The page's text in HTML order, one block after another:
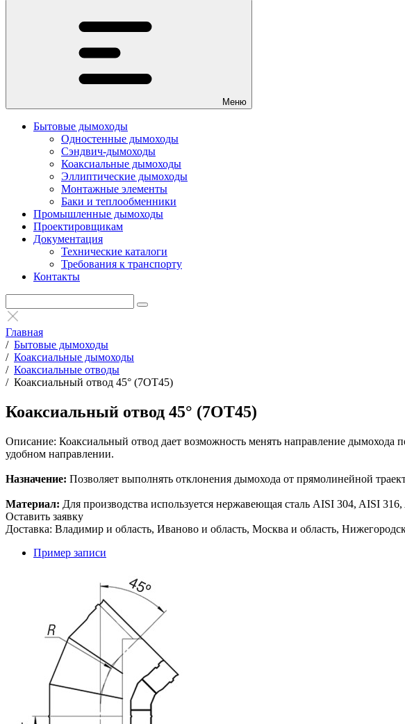
Меню
Бытовые дымоходы
Одностенные дымоходы
Сэндвич-дымоходы
Коаксиальные дымоходы
Эллиптические дымоходы
Монтажные элементы
Баки и теплообменники
Промышленные дымоходы
Проектировщикам
Документация
Технические каталоги
Требования к транспорту
Контакты
Главная
/ Бытовые дымоходы
/ Коаксиальные дымоходы
/ Коаксиальные отводы
/ Коаксиальный отвод 45° (7ОТ45)
Коаксиальный отвод 45° (7ОТ45)
Описание: Коаксиальный отвод дает возможность менять направление дымохода
удобном направлении.
Назначение: Позволяет выполнять отклонения дымохода от прямолинейной
Материал: Для производства используется нержавеющая сталь AISI 304, AISI
Оставить заявку
Доставка: Владимир и область, Иваново и область, Москва и область,
Пример записи